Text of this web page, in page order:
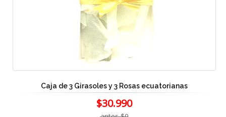
Caja de 3 Girasoles y 3 Rosas ecuatorianas
$30.990